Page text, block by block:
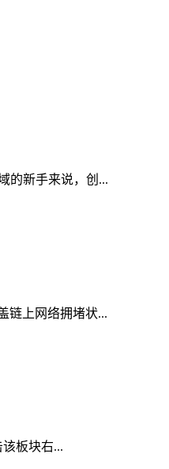
的新手来说，创...
链上网络拥堵状...
板块右...